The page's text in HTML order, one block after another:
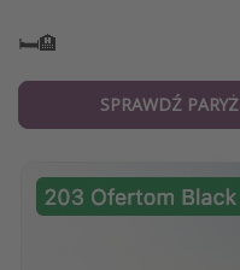
🛏️🏨
SPRAWDŹ PARYŻ